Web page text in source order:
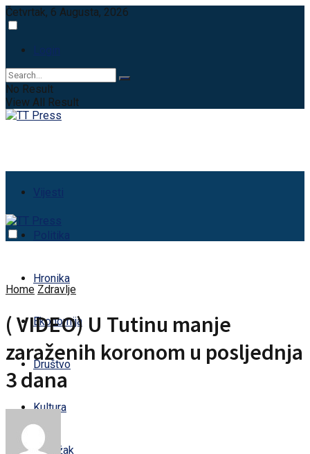
Četvrtak, 6 Augusta, 2026
Login
No Result
View All Result
Vijesti
Politika
Hronika
Ekonomija
Društvo
Kultura
Sandžak
Home Zdravlje
( VIDEO) U Tutinu manje
zaraženih koronom u posljednja
3 dana